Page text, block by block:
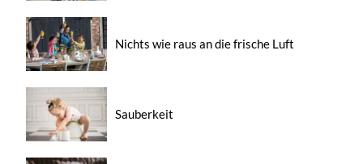
Nichts wie raus an die frische Luft
Sauberkeit